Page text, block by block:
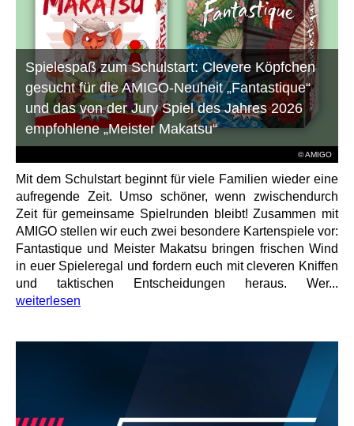
© AMIGO
Spielespaß zum Schulstart: Clevere Köpfchen
gesucht für die AMIGO-Neuheit „Fantastique“
und das von der Jury Spiel des Jahres 2026
empfohlene „Meister Makatsu“
Mit dem Schulstart beginnt für viele Familien wieder eine
aufregende Zeit. Umso schöner, wenn zwischendurch
Zeit für gemeinsame Spielrunden bleibt! Zusammen mit
AMIGO stellen wir euch zwei besondere Kartenspiele vor:
Fantastique und Meister Makatsu bringen frischen Wind
in euer Spieleregal und fordern euch mit cleveren Kniffen
und taktischen Entscheidungen heraus. Wer...
weiterlesen